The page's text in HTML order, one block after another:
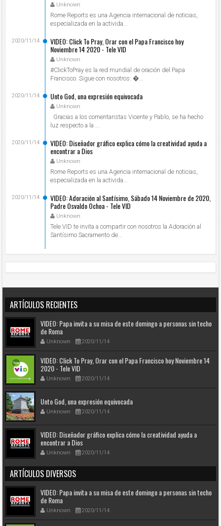
Unknown
Rome Reports es una Agencia internacional de noticias,
especializada en la activida...
VIDEO: Click To Pray, Orar con el Papa Francisco hoy
Noviembre 14 2020 - Tele VID
Unknown
2020/11/14
#ClickToPray es la red mundial de oración del Papa
Francisco. Sigue con nosotros: ...
Unto God, una expresión equivocada
Unknown
2020/11/14
Gracias a los comentaristas Vicente y Pablo, se ha hecho
luz respecto a la ...
VIDEO: Diseñador gráfico explica cómo la creatividad ayuda a
encontrar a Dios
Unknown
2020/11/14
Rome Reports es una Agencia internacional de noticias,
especializada en la activida...
VIDEO: Adoración al Santísimo, Sábado 14 Noviembre de 2020,
Padre Osvaldo Ochoa - Tele VID
Unknown
2020/11/14
Tele VID te invita a compartir con nosotros la Adoración al
Santísimo Sacramento de...
ARTÍCULOS RECIENTES
VIDEO: Papa invita a su misa de este domingo a personas sin techo
de Roma
Unknown 2020/11/14
VIDEO: Click To Pray, Orar con el Papa Francisco hoy Noviembre 14
2020 - Tele VID
Unknown 2020/11/14
Unto God, una expresión equivocada
Unknown 2020/11/14
VIDEO: Diseñador gráfico explica cómo la creatividad ayuda a
encontrar a Dios
Unknown 2020/11/14
ARTÍCULOS DIVERSOS
VIDEO: Papa invita a su misa de este domingo a personas sin techo
de Roma
Unknown 2020/11/14